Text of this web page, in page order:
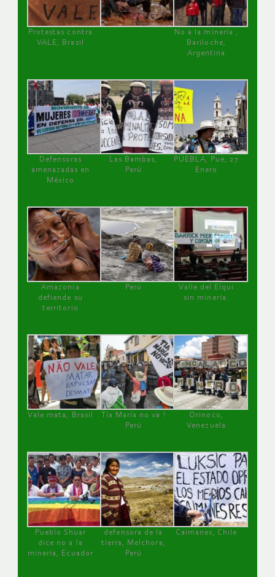
Protestas contra
VALE, Brasil
No a la minería ,
Bariloche,
Argentina
Defensoras
amenazadas en
México
Las Bambas,
Perú
PUEBLA, Pue, 27
Enero
Amazonía
defiende su
territorio
Perú
Valle del Elqui
sin minería.
Vale mata, Brasil
Tía María no va !
Perú
Orinoco,
Venezuela
Pueblo Shuar
dice no a la
minería, Ecuador
defensora de la
tierra, Melchora,
Perú
Caimanes, Chile